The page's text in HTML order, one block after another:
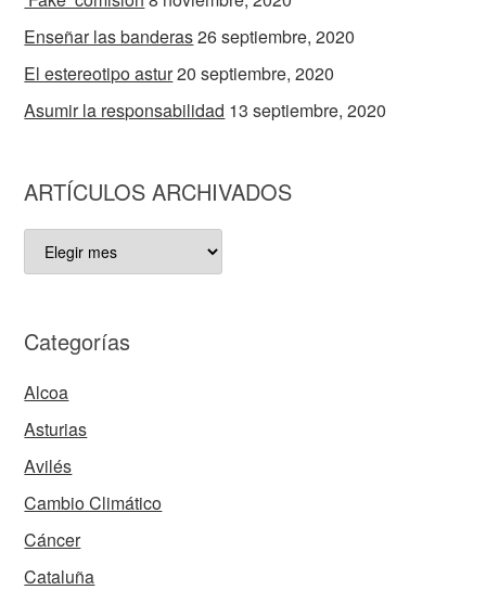
Enseñar las banderas26 septiembre, 2020
El estereotipo astur20 septiembre, 2020
Asumir la responsabilidad 13 septiembre, 2020
ARTÍCULOS ARCHIVADOS
ARTÍCULOS
ARCHIVADOS
Categorías
Alcoa
Asturias
Avilés
Cambio Climático
Cáncer
Cataluña